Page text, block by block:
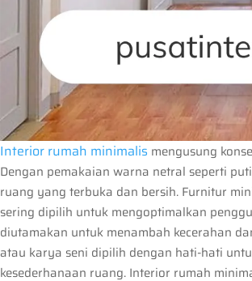
Interior rumah minimalis mengusung
Dengan pemakaian warna netral seperti
ruang yang terbuka dan bersih. Furnitur
sering dipilih untuk mengoptimalkan
diutamakan untuk menambah kecerahan
atau karya seni dipilih dengan hati-hati
kesederhanaan ruang. Interior rumah